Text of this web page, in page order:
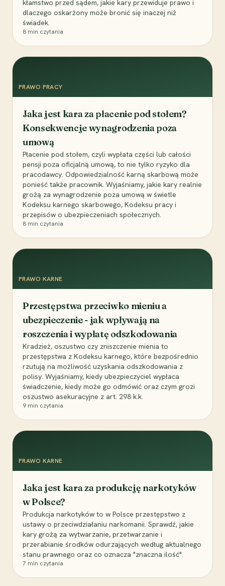
kłamstwo przed sądem, jakie kary przewiduje prawo i
dlaczego oskarżony może bronić się inaczej niż
świadek.
8 min czytania
PRAWO PRACY
Jaka jest kara za płacenie pod stołem?
Konsekwencje wynagrodzenia poza
umową
Płacenie pod stołem, czyli wypłata części lub całości
pensji poza oficjalną umową, to nie tylko ryzyko dla
pracodawcy. Odpowiedzialność karną skarbową może
ponieść także pracownik. Wyjaśniamy, jakie kary realnie
grożą za wynagrodzenie poza umową w świetle
Kodeksu karnego skarbowego, Kodeksu pracy i
przepisów o ubezpieczeniach społecznych.
8 min czytania
PRAWO KARNE
Przestępstwa przeciwko mieniu a
ubezpieczenie - jak wpływają na
roszczenia i wypłatę odszkodowania
Kradzież, oszustwo czy zniszczenie mienia to
przestępstwa z Kodeksu karnego, które bezpośrednio
rzutują na możliwość uzyskania odszkodowania z
polisy. Wyjaśniamy, kiedy ubezpieczyciel wypłaca
świadczenie, kiedy może go odmówić oraz czym grozi
oszustwo asekuracyjne z art. 298 k.k.
9 min czytania
PRAWO KARNE
Jaka jest kara za produkcję narkotyków
w Polsce?
Produkcja narkotyków to w Polsce przestępstwo z
ustawy o przeciwdziałaniu narkomanii. Sprawdź, jakie
kary grożą za wytwarzanie, przetwarzanie i
przerabianie środków odurzających według aktualnego
stanu prawnego oraz co oznacza "znaczna ilość".
7 min czytania